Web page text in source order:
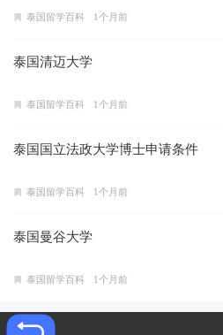
泰国留学百科 1个月前
泰国清迈大学
泰国留学百科 1个月前
泰国国立法政大学博士申请条件
泰国留学百科 1个月前
泰国曼谷大学
泰国留学百科 1个月前